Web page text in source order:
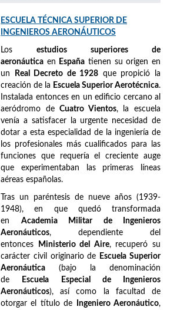
ESCUELA TÉCNICA SUPERIOR DE
INGENIEROS AERONÁUTICOS
Los estudios superiores de
aeronáutica en España tienen su origen en
un
Real Decreto de 1928 que propició la
creación de la Escuela Superior Aerotécnica.
Instalada entonces en un edificio cercano al
aeródromo deCuatro Vientos, la escuela
venía a satisfacer la urgente necesidad de
dotar a esta especialidad de la ingeniería de
los profesionales más cualificados para las
funciones que requería el creciente auge
que experimentaban las primeras líneas
aéreas españolas.
Tras un paréntesis de nueve años (1939-
1948), en que quedó transformada
en Academia Militar de Ingenieros
Aeronáuticos, dependiente del
entonces
Ministerio del Aire, recuperó su
carácter civil originario de
Escuela Superior
Aeronáutica (bajo la denominación
de
Escuela Especial de Ingenieros
Aeronáuticos), así como la facultad de
otorgar el título de
Ingeniero Aeronáutico,